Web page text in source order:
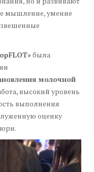
мышление, умение
была
молочной
высокий уровень
выполнения
оценку